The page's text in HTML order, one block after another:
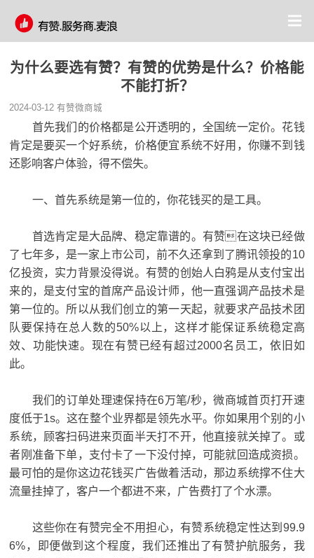
为什么要选有赞？有赞的优势是什么？价格能
不能打折？
2024-03-12 有赞微商城
首先我们的价格都是公开透明的，全国统一定价。花钱
肯定是要买一个好系统，价格便宜系统不好用，你赚不到钱
还影响客户体验，得不偿失。
一、首先系统是第一位的，你花钱买的是工具。
首选肯定是大品牌、稳定靠谱的。有赞在这块已经做
了七年多，是一家上市公司，前不久还拿到了腾讯领投的10
亿投资，实力背景没得说。有赞的创始人白鸦是从支付宝出
来的，是支付宝的首席产品设计师，他一直强调产品技术是
第一位的。所以从我们创立的第一天起，就要求产品技术团
队要保持在总人数的50%以上，这样才能保证系统稳定高
效、功能快速。现在有赞已经有超过2000名员工，依旧如
此。
我们的订单处理速保持在6万笔/秒，微商城首页打开速
度低于1s。这在整个业界都是领先水平。你如果用个别的小
系统，顾客扫码进来页面半天打不开，他直接就关掉了。或
者刚准备下单，支付卡了一下没付掉，可能就回造成资损。
最可怕的是你这边花钱买广告做着活动，那边系统撑不住大
流量挂掉了，客户一个都进不来，广告费打了个水漂。
这些你在有赞完全不用担心，有赞系统稳定性达到99.9
6%，即便做到这个程度，我们还推出了有赞护航服务，我